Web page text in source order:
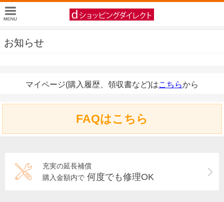
お知らせ
マイページ(購入履歴、領収書など)はこちらから
FAQはこちら
充実の延長補償
購入金額内で 何度でも修理OK